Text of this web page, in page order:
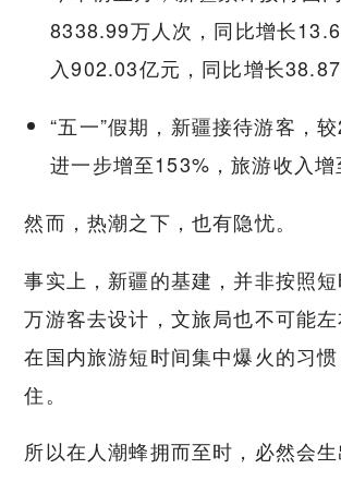
8338.99万人次，同比增长
入902.03亿元，同比增长
“五一”假期，新疆接待游客，
进一步增至153%，旅游收入增
然而，热潮之下，也有隐忧。
事实上，新疆的基建，并非按照
万游客去设计，文旅局也不可能左
在国内旅游短时间集中爆火的习
住。
所以在人潮蜂拥而至时，必然会生